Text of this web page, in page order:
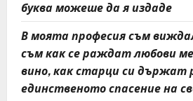
n
буква можеше да я издаде
В моята професия съм
съм как се раждат любови
вино, как старци си държат
единственото спасение на